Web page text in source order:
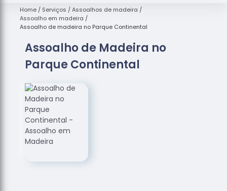
de Madeira
Decks de
Empresas
de
de Madeira
Loja de
Assoalhos
Raspagem
de
Home Serviços
Assoalhos de madeira
Assoalho em madeira
Assoalho de madeira no Parque Continental
Assoalho de Madeira no
Parque Continental